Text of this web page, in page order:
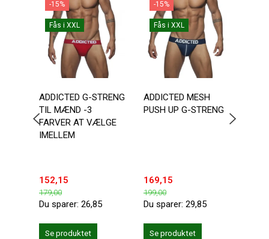
-15%
Fås i XXL
ADDICTED G-STRENG
TIL MÆND -3
FARVER AT VÆLGE
IMELLEM
152,15
179,00
Du sparer: 26,85
Se produktet
-15%
Fås i XXL
ADDICTED MESH
PUSH UP G-STRENG
169,15
199,00
Du sparer: 29,85
Se produktet